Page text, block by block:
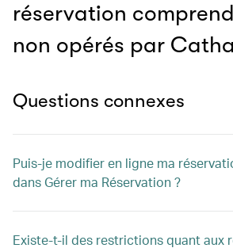
réservation
non opérés par
Questions connexes
Puis-je modifier en ligne ma
dans Gérer ma Réservation ?
Existe-t-il des restrictions quant aux